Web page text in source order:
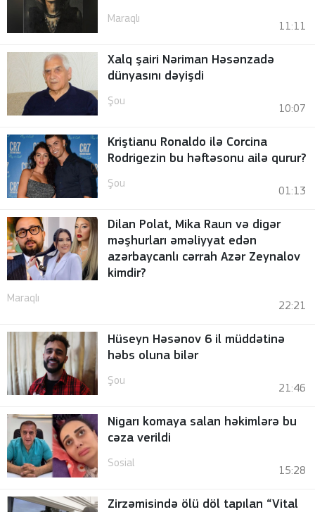
Maraqlı
11:11
Xalq şairi Nəriman Həsənzadə
dünyasını dəyişdi
Şou
10:07
Kriştianu Ronaldo ilə Corcina
Rodrigezin bu həftəsonu ailə qurur?
Şou
01:13
Dilan Polat, Mika Raun və digər
məşhurları əməliyyat edən
azərbaycanlı cərrah Azər Zeynalov
kimdir?
Maraqlı
22:21
Hüseyn Həsənov 6 il müddətinə
həbs oluna bilər
Şou
21:46
Nigarı komaya salan həkimlərə bu
cəza verildi
Sosial
15:28
Zirzəmisində ölü döl tapılan “Vital